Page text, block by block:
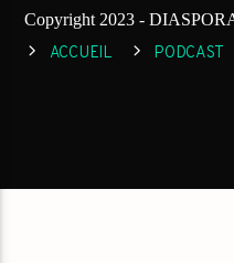
Copyright 2023 -
ACCUEIL PODCAST